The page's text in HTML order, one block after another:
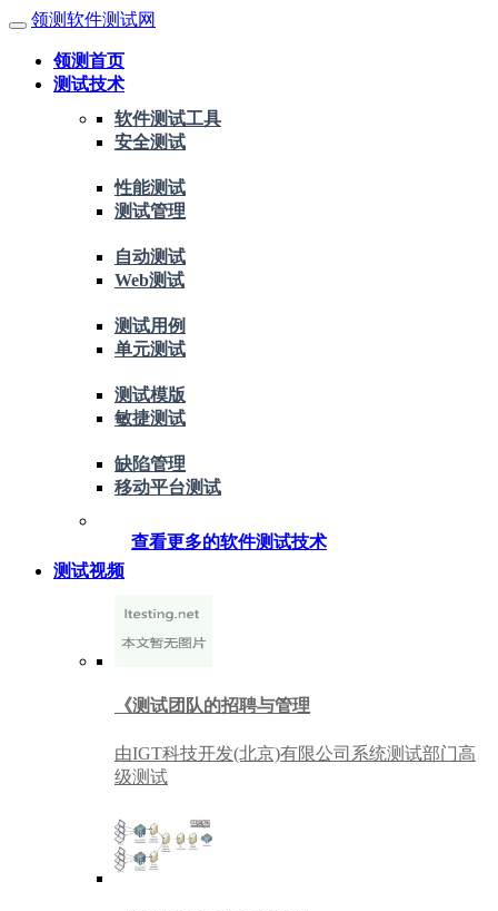
领测软件测试网
领测首页
测试技术
软件测试工具
安全测试
性能测试
测试管理
自动测试
Web测试
测试用例
单元测试
测试模版
敏捷测试
缺陷管理
移动平台测试
查看更多的软件测试技术
测试视频
《测试团队的招聘与管理
由IGT科技开发(北京)有限公司系统测试部门高
级测试